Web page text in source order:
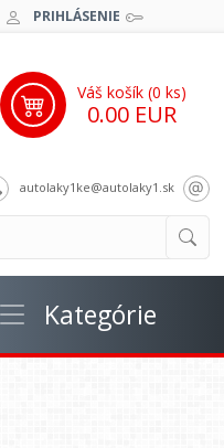
PRIHLÁSENIE
autolaky1ke@autolaky1.sk
Váš košík (0 ks)
0.00 EUR
Kategórie